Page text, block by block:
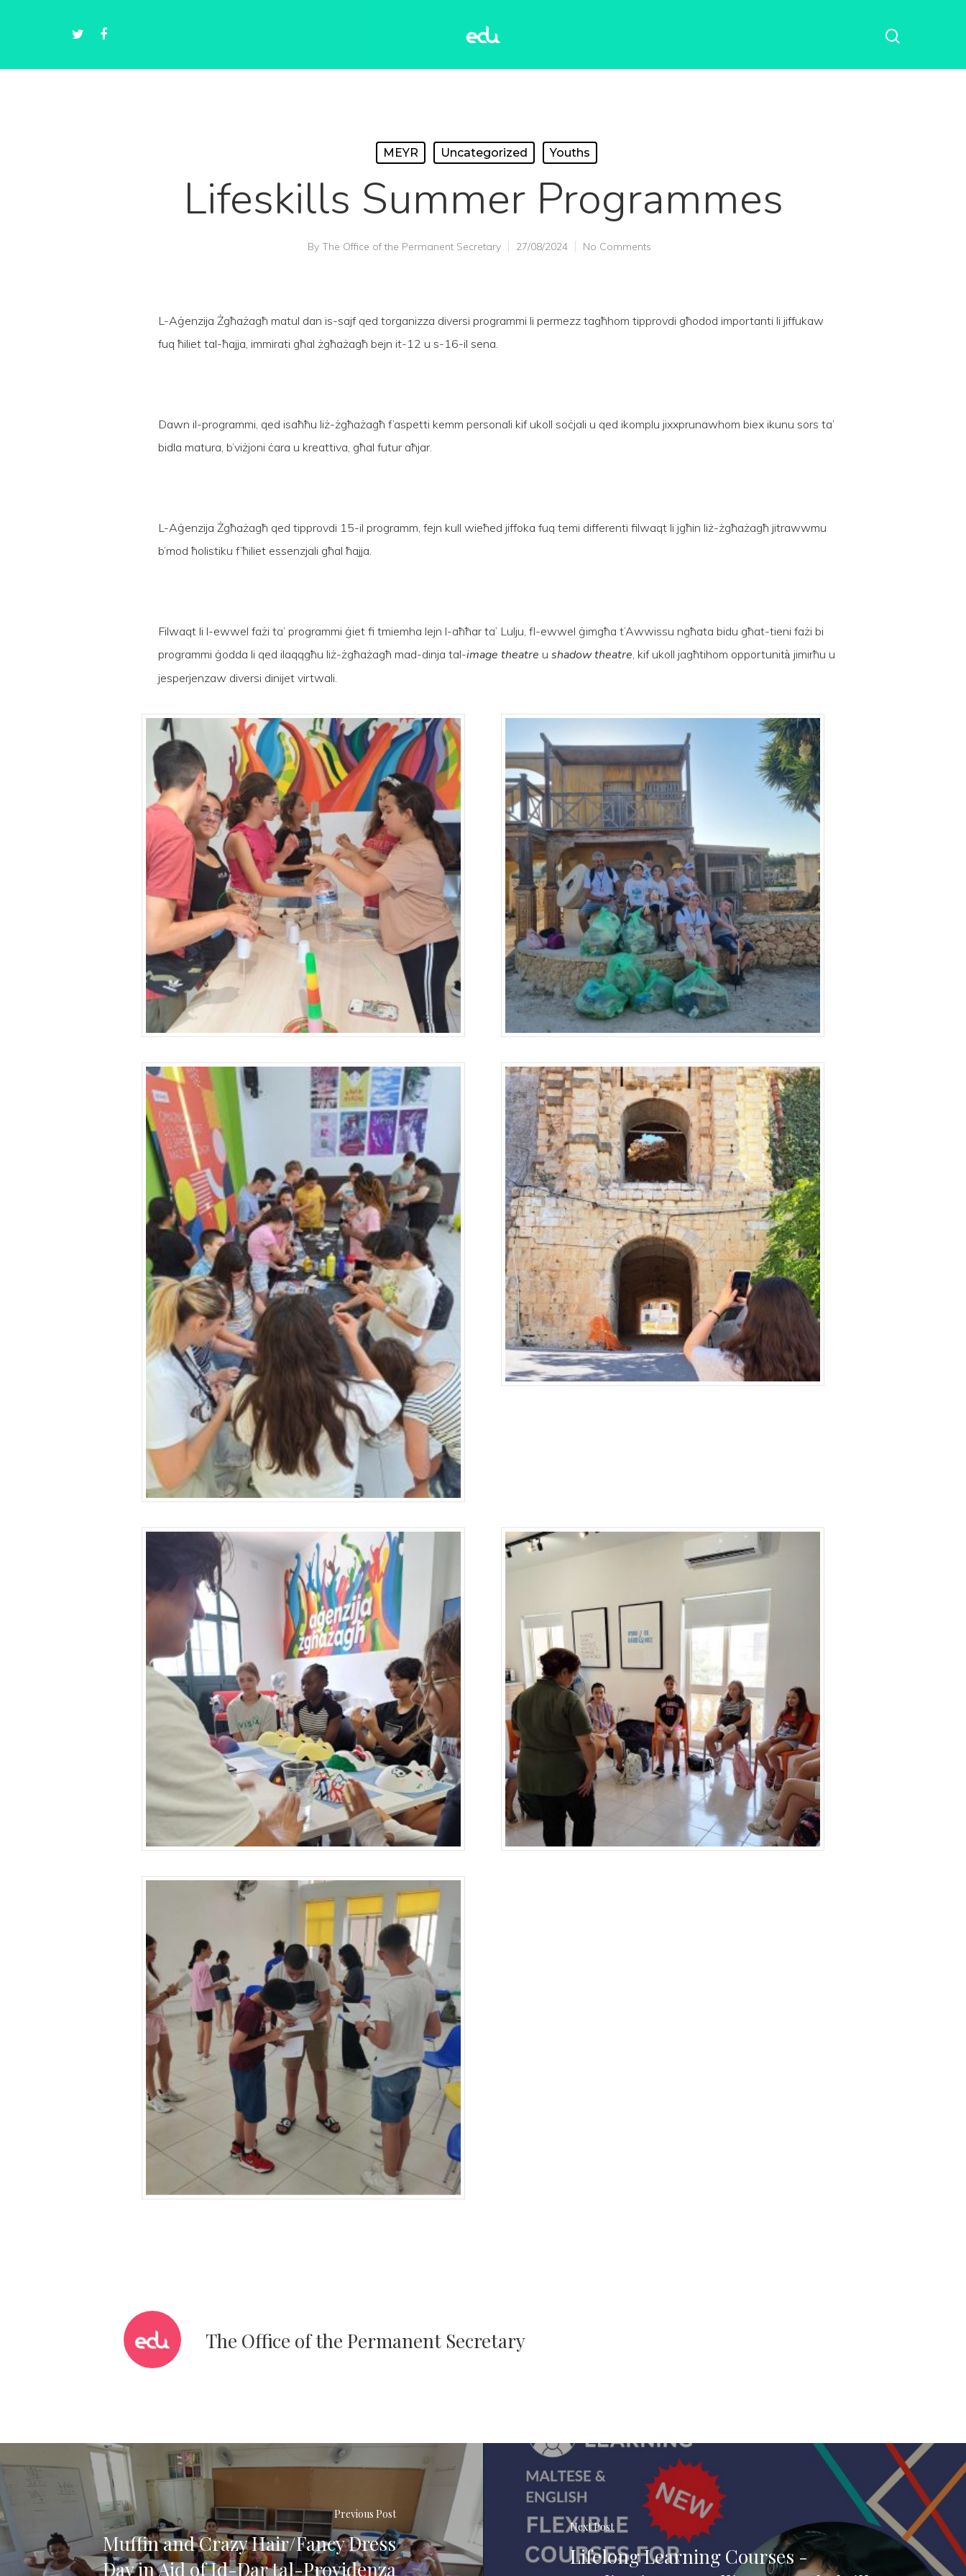
MEYR Uncategorized Youths
Lifeskills Summer Programmes
By The Office of the Permanent Secretary 27/08/2024 No Comments
L-Aġenzija Żgħażagħ matul dan is-sajf qed torganizza diversi programmi li permezz tagħhom tipprovdi għodod importanti li jiffukaw
fuq ħiliet tal-ħajja, immirati għal żgħażagħ bejn it-12 u s-16-il sena.
Dawn il-programmi, qed isaħħu liż-żgħażagħ f’aspetti kemm personali kif ukoll soċjali u qed ikomplu jixxprunawhom biex ikunu sors ta’
bidla matura, b’viżjoni ċara u kreattiva, għal futur aħjar.
L-Aġenzija Żgħażagħ qed tipprovdi 15-il programm, fejn kull wieħed jiffoka fuq temi differenti filwaqt li jgħin liż-żgħażagħ jitrawwmu
b’mod ħolistiku f’ħiliet essenzjali għal ħajja.
Filwaqt li l-ewwel fażi ta’ programmi ġiet fi tmiemha lejn l-aħħar ta’ Lulju, fl-ewwel ġimgħa t’Awwissu ngħata bidu għat-tieni fażi bi
programmi ġodda li qed ilaqqgħu liż-żgħażagħ mad-dinja tal-image theatre u shadow theatre, kif ukoll jagħtihom opportunità jimirħu u
jesperjenzaw diversi dinijet virtwali.
The Office of the Permanent Secretary
Previous Post
Muffin and Crazy Hair/Fancy Dress
Day in Aid of Id-Dar tal-Providenza
Next Post
Lifelong Learning Courses -